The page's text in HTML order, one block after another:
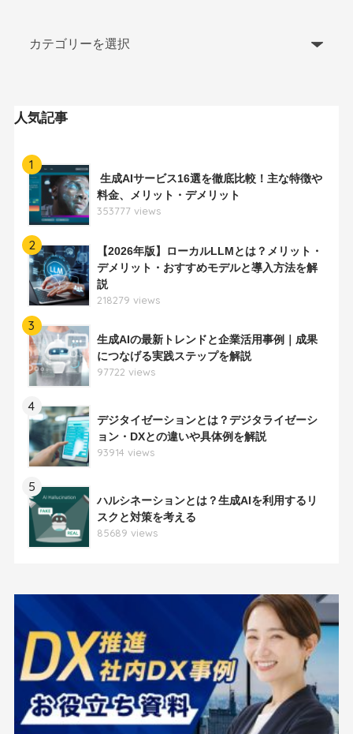
人気記事
1
生成AIサービス16選を徹底比較！主な特徴や
料金、メリット・デメリット
353777 views
2
【2026年版】ローカルLLMとは？メリット・
デメリット・おすすめモデルと導入方法を解
説
218279 views
3
生成AIの最新トレンドと企業活用事例｜成果
につなげる実践ステップを解説
97722 views
4
デジタイゼーションとは？デジタライゼーシ
ョン・DXとの違いや具体例を解説
93914 views
5
ハルシネーションとは？生成AIを利用するリ
スクと対策を考える
85689 views